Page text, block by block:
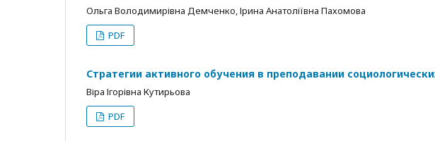
Ольга Володимирівна Демченко, Ірина Анатоліївна Пахомова
PDF
Стратегии активного обучения в преподавании
Віра Ігорівна Кутирьова
PDF